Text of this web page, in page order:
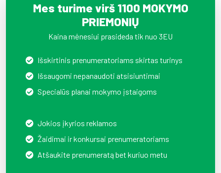
Mes turime virš 1100 MOKYMO
PRIEMONIŲ
Kaina mėnesiui prasideda tik nuo 3EU
Išskirtinis prenumeratoriams skirtas turinys
Išsaugomi nepanaudoti atsisiuntimai
Specialūs planai mokymo įstaigoms
Jokios įkyrios reklamos
Žaidimai ir konkursai prenumeratoriams
Atšaukite prenumeratą bet kuriuo metu